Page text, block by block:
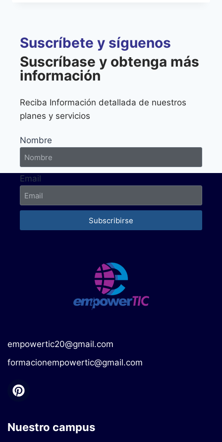
Suscríbete y síguenos
Suscríbase y obtenga más
información
Reciba Información detallada de nuestros
planes y servicios
Nombre
Email
Subscribirse
empowertic20@gmail.com
formacionempowertic@gmail.com
Nuestro campus